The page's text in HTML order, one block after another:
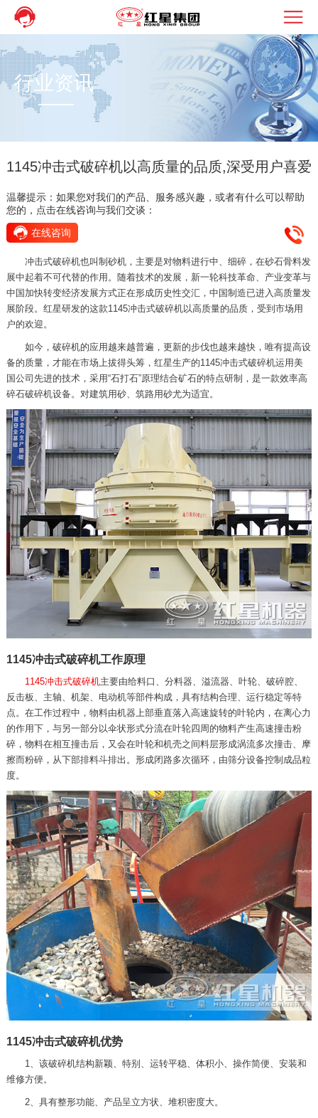
行业资讯
1145冲击式破碎机以高质量的品质,深受用户喜爱
温馨提示：如果您对我们的产品、服务感兴趣，或者有什么可以帮助
您的，点击在线咨询与我们交谈：
在线咨询
冲击式破碎机也叫制砂机，主要是对物料进行中、细碎，在砂石骨料发
展中起着不可代替的作用。随着技术的发展，新一轮科技革命、产业变革与
中国加快转变经济发展方式正在形成历史性交汇，中国制造已进入高质量发
展阶段。红星研发的这款1145冲击式破碎机以高质量的品质，受到市场用
户的欢迎。
如今，破碎机的应用越来越普遍，更新的步伐也越来越快，唯有提高设
备的质量，才能在市场上拔得头筹，红星生产的1145冲击式破碎机运用美
国公司先进的技术，采用“石打石”原理结合矿石的特点研制，是一款效率高
碎石破碎机设备。对建筑用砂、筑路用砂尤为适宜。
1145冲击式破碎机工作原理
1145冲击式破碎机主要由给料口、分料器、溢流器、叶轮、破碎腔、
反击板、主轴、机架、电动机等部件构成，具有结构合理、运行稳定等特
点。在工作过程中，物料由机器上部垂直落入高速旋转的叶轮内，在离心力
的作用下，与另一部分以伞状形式分流在叶轮四周的物料产生高速撞击粉
碎，物料在相互撞击后，又会在叶轮和机壳之间料层形成涡流多次撞击、摩
擦而粉碎，从下部排料斗排出。形成闭路多次循环，由筛分设备控制成品粒
度。
1145冲击式破碎机优势
1、该破碎机结构新颖、特别、运转平稳、体积小、操作简便、安装和
维修方便。
2、具有整形功能、产品呈立方状、堆积密度大。